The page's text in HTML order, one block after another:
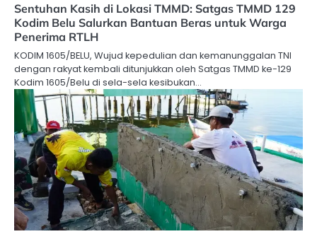
Sentuhan Kasih di Lokasi TMMD: Satgas TMMD 129
Kodim Belu Salurkan Bantuan Beras untuk Warga
Penerima RTLH
KODIM 1605/BELU, Wujud kepedulian dan kemanunggalan TNI
dengan rakyat kembali ditunjukkan oleh Satgas TMMD ke-129
Kodim 1605/Belu di sela-sela kesibukan…